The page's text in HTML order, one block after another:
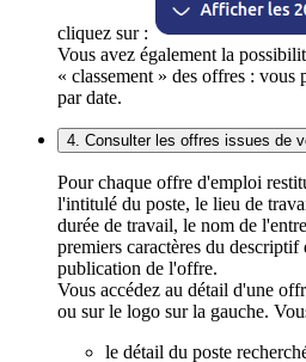
cliquez sur :
Vous avez également la
« classement » des offres : vous
par date.
4. Consulter les offres issues de
Pour chaque offre d'emploi
l'intitulé du poste, le lieu de
durée de travail, le nom de
premiers caractères du descriptif
publication de l'offre.
Vous accédez au détail d'une
ou sur le logo sur la gauche.
le détail du poste